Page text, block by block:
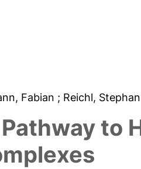
Fabian ; Reichl,
to